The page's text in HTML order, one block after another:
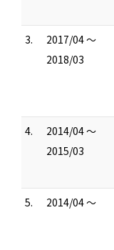
3.
2017/04 ～
2018/03
4.
2014/04 ～
2015/03
5. 2014/04 ～